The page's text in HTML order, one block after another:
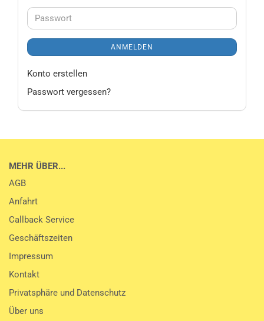
Passwort
ANMELDEN
Konto erstellen
Passwort vergessen?
MEHR ÜBER...
AGB
Anfahrt
Callback Service
Geschäftszeiten
Impressum
Kontakt
Privatsphäre und Datenschutz
Über uns